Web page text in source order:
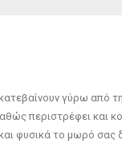
γύρω από
περιστρέφει και
φυσικά το μωρό σας